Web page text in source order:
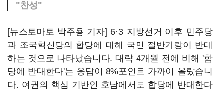
"찬성"
[뉴스토마토 박주용 기자] 6·3 지방선거 이후 민주당
과 조국혁신당의 합당에 대해 국민 절반가량이 반대
하는 것으로 나타났습니다. 대략 4개월 전에 비해 '합
당에 반대한다'는 응답이 8%포인트 가까이 올랐습니
다. 여권의 핵심 기반인 호남에서도 합당에 반대한다